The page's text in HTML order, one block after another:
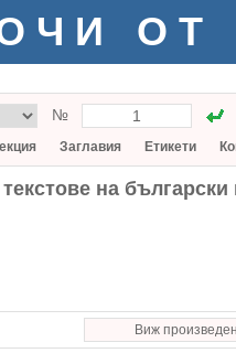
ОТ
№
Заглавия Етикети
на български
Виж